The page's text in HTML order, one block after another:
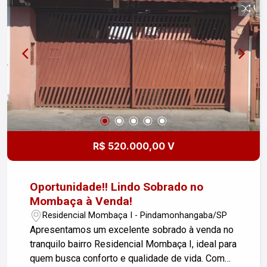
Garagem: 5 vagas, sendo 2 cobertas,
proporcionando segurança e proteção para seus
veículos. - Churrasqueira: Perfeito para os
momentos de lazer e confraternização com
amigos e familiares. Condições de Negociação: -
Estuda permuta, exceto por carro ou terreno. -
Aceita financiamento, facilitando a realização do
seu sonho. Não perca essa oportunidade única
de viver em um dos bairros mais procurados de
Pindamonhangaba! Entre em contato e agende
R$ 520.000,00 V
Oportunidade!! Lindo Sobrado no
Mombaça à Venda!
Residencial Mombaça I - Pindamonhangaba/SP
Apresentamos um excelente sobrado à venda no
tranquilo bairro Residencial Mombaça I, ideal para
quem busca conforto e qualidade de vida. Com